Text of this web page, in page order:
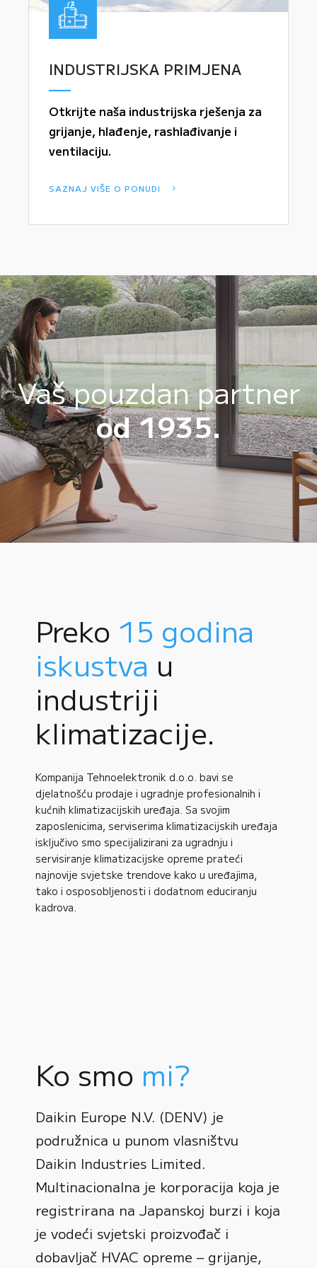
INDUSTRIJSKA PRIMJENA
Otkrijte naša industrijska rješenja za
grijanje, hlađenje, rashlađivanje i
ventilaciju.
SAZNAJ VIŠE O PONUDI
Vaš pouzdan partner
od 1935.
Preko 15 godina
iskustva u
industriji
klimatizacije.
Kompanija Tehnoelektronik d.o.o. bavi se
djelatnošću prodaje i ugradnje profesionalnih i
kućnih klimatizacijskih uređaja. Sa svojim
zaposlenicima, serviserima klimatizacijskih uređaja
isključivo smo specijalizirani za ugradnju i
servisiranje klimatizacijske opreme prateći
najnovije svjetske trendove kako u uređajima,
tako i osposobljenosti i dodatnom educiranju
kadrova.
Ko smo mi?
Daikin Europe N.V. (DENV) je
podružnica u punom vlasništvu
Daikin Industries Limited.
Multinacionalna je korporacija koja je
registrirana na Japanskoj burzi i koja
je vodeći svjetski proizvođač i
dobavljač HVAC opreme – grijanje,
0